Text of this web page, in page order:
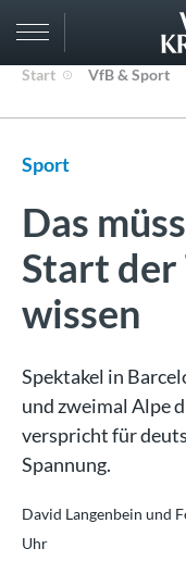
Start VfB & Sport
Sport
Das
Start der
wissen
Spektakel in
und zweimal Alpe
verspricht für
Spannung.
David Langenbein und
Uhr